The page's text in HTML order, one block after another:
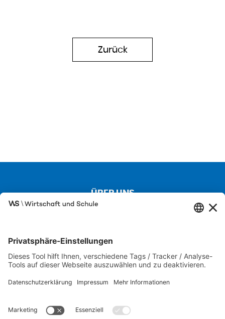
Zurück
ÜBER UNS
Über uns
Besuchen Sie auch unsere Partnerseiten
FIT FÜR DIE WIRTSCHAFT